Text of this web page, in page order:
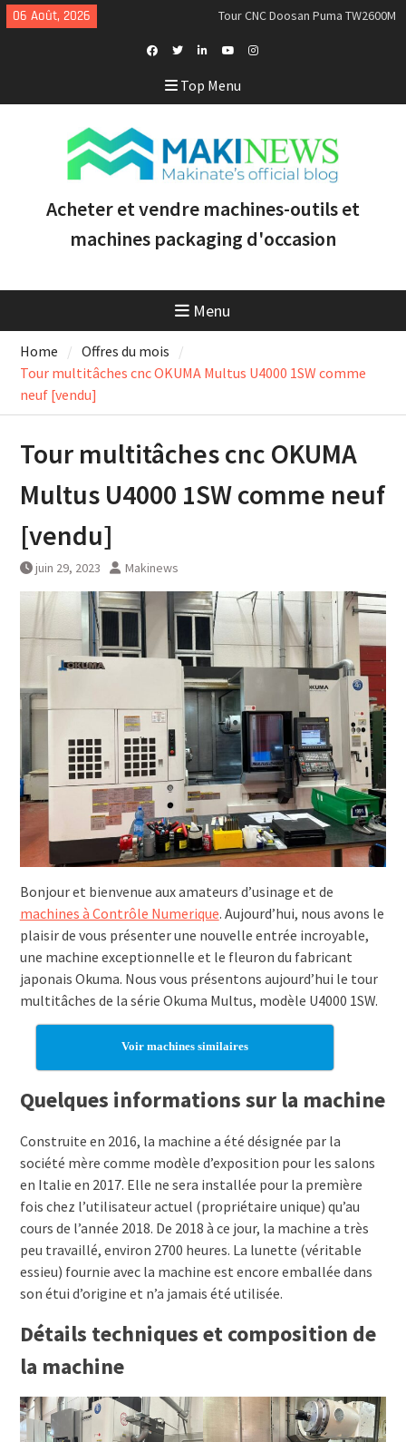
Skip
to
06 Août, 2026
GL d’occasion à vendre [VENDUE]
d’occasion récents équipés du
technologie multitâche
Doosan Puma 2600 LY : le tour
productivité et la rentabilité
Facebook
TwitterLinkedin
Profile
Youtube
Top Menu
Acheter et vendre machines-outils et
machines packaging d'occasion
Menu
Home
Offres du mois
Tour multitâches cnc OKUMA Multus U4000 1SW comme
neuf [vendu]
Tour multitâches cnc OKUMA
Multus U4000 1SW comme neuf
[vendu]
juin 29, 2023 Makinews
Bonjour et bienvenue aux amateurs d’usinage et de
machines à Contrôle Numerique. Aujourd’hui, nous avons le
plaisir de vous présenter une nouvelle entrée incroyable,
une machine exceptionnelle et le fleuron du fabricant
japonais Okuma. Nous vous présentons aujourd’hui le tour
multitâches de la série Okuma Multus, modèle U4000 1SW.
Voir machines similaires
Quelques informations sur la machine
Construite en 2016, la machine a été désignée par la
société mère comme modèle d’exposition pour les salons
en Italie en 2017. Elle ne sera installée pour la première
fois chez l’utilisateur actuel (propriétaire unique) qu’au
cours de l’année 2018. De 2018 à ce jour, la machine a très
peu travaillé, environ 2700 heures. La lunette (véritable
essieu) fournie avec la machine est encore emballée dans
son étui d’origine et n’a jamais été utilisée.
Détails techniques et composition de
la machine